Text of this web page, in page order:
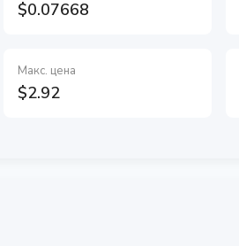
$0.07668
Макс. цена
$2.92